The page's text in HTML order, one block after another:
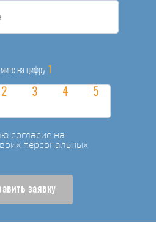
на цифру 1
согласие на
персональных
заявку